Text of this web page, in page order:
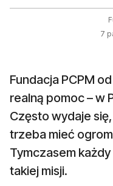
7
Fundacja PCPM
realną pomoc – w
Często wydaje
trzeba mieć
Tymczasem
takiej misji.